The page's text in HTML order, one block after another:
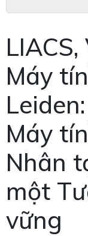
Máy
Máy
Nhân
một
vững